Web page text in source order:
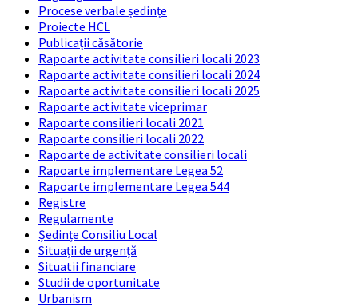
Procese verbale ședințe
Proiecte HCL
Publicații căsătorie
Rapoarte activitate consilieri locali 2023
Rapoarte activitate consilieri locali 2024
Rapoarte activitate consilieri locali 2025
Rapoarte activitate viceprimar
Rapoarte consilieri locali 2021
Rapoarte consilieri locali 2022
Rapoarte de activitate consilieri locali
Rapoarte implementare Legea 52
Rapoarte implementare Legea 544
Registre
Regulamente
Ședințe Consiliu Local
Situații de urgență
Situatii financiare
Studii de oportunitate
Urbanism